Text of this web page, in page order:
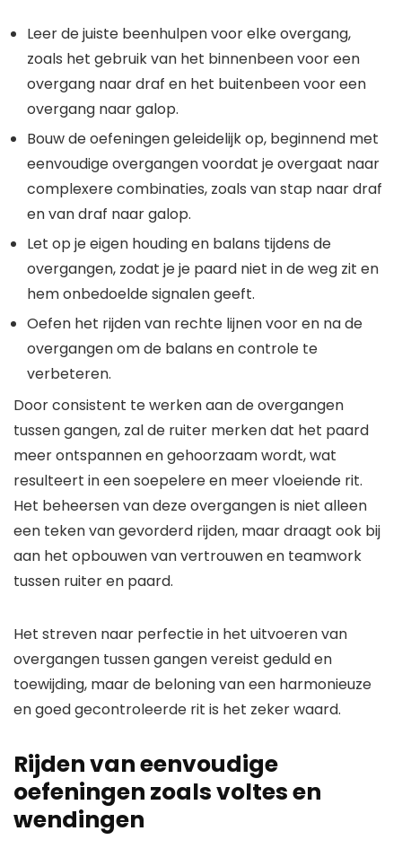
Leer de juiste beenhulpen voor elke overgang,
zoals het gebruik van het binnenbeen voor een
overgang naar draf en het buitenbeen voor een
overgang naar galop.
Bouw de oefeningen geleidelijk op, beginnend met
eenvoudige overgangen voordat je overgaat naar
complexere combinaties, zoals van stap naar draf
en van draf naar galop.
Let op je eigen houding en balans tijdens de
overgangen, zodat je je paard niet in de weg zit en
hem onbedoelde signalen geeft.
Oefen het rijden van rechte lijnen voor en na de
overgangen om de balans en controle te
verbeteren.
Door consistent te werken aan de overgangen
tussen gangen, zal de ruiter merken dat het paard
meer ontspannen en gehoorzaam wordt, wat
resulteert in een soepelere en meer vloeiende rit.
Het beheersen van deze overgangen is niet alleen
een teken van gevorderd rijden, maar draagt ook bij
aan het opbouwen van vertrouwen en teamwork
tussen ruiter en paard.
Het streven naar perfectie in het uitvoeren van
overgangen tussen gangen vereist geduld en
toewijding, maar de beloning van een harmonieuze
en goed gecontroleerde rit is het zeker waard.
Rijden van eenvoudige
oefeningen zoals voltes en
wendingen